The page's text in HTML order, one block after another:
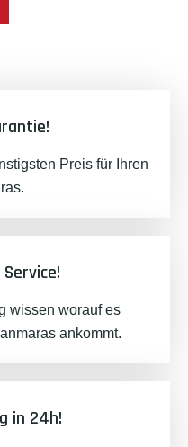
Preis für Ihren
wissen worauf es
ankommt.
in 24h!